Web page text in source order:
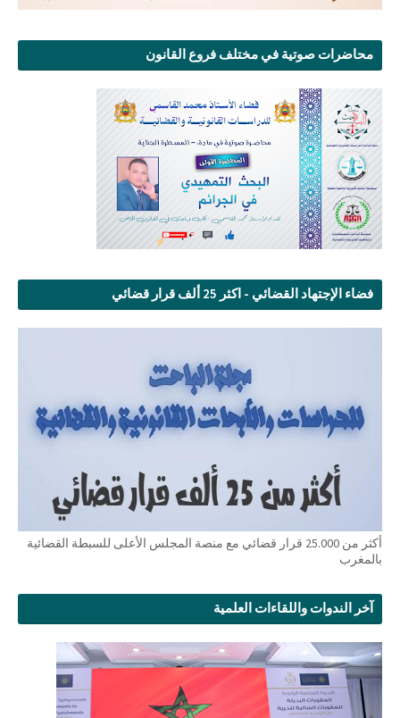
محاضرات صوتية في مختلف فروع القانون
فضاء الإجتهاد القضائي - اكثر 25 ألف قرار قضائي
أكثر من 25.000 قرار قضائي مع منصة المجلس الأعلى للسبطة القضائية
بالمغرب
آخر الندوات واللقاءات العلمية